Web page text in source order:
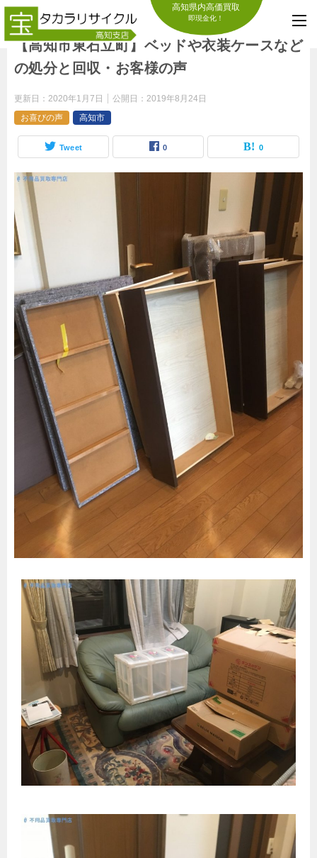
高知県内高価買取
即現金化！
【高知市東石立町】ベッドや衣装ケースなど
の処分と回収・お客様の声
更新日： 2020年1月7日 公開日： 2019年8月24日
お喜びの声
高知市
Tweet 0 0